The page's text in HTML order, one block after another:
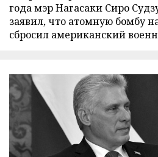
года мэр Нагасаки Сиро
заявил, что атомную бомбу
сбросил американский